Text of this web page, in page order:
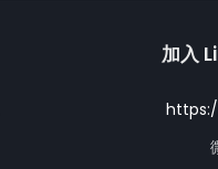
加入